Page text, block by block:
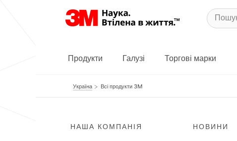
Продукти Галузі Торгові марки
Україна Всі продукти 3M
НАША КОМПАНІЯ НОВИНИ